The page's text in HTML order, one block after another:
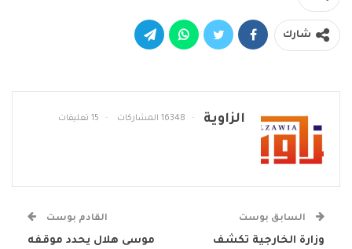
شارك
الزاوية 16348 المشاركات 15 تعليقات
السابق بوست
وزارة الخارجية تكشف
القادم بوست
موسى هلال يحدد موقفه